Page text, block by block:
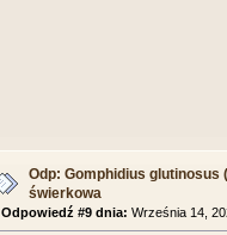
Odp: Gomphidius glutinosus
świerkowa
Odpowiedź #9 dnia: Września 14,